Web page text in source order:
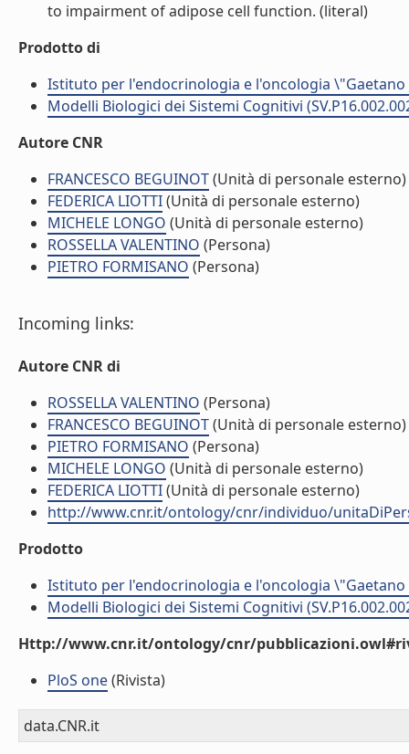
to impairment of adipose cell function. (literal)
Prodotto di
Istituto per l'endocrinologia e l'oncologia \"Gaetano
Modelli Biologici dei Sistemi Cognitivi
Autore CNR
FRANCESCO BEGUINOT(Unità di personale esterno)
FEDERICA LIOTTI(Unità di personale esterno)
MICHELE LONGO (Unità di personale esterno)
ROSSELLA VALENTINO (Persona)
PIETRO FORMISANO (Persona)
Incoming links:
Autore CNR di
ROSSELLA VALENTINO (Persona)
FRANCESCO BEGUINOT(Unità di personale esterno)
PIETRO FORMISANO (Persona)
MICHELE LONGO (Unità di personale esterno)
FEDERICA LIOTTI(Unità di personale esterno)
http://www.cnr.it/ontology/cnr/individuo/
Prodotto
Istituto per l'endocrinologia e l'oncologia \"Gaetano
Modelli Biologici dei Sistemi Cognitivi
Http://www.cnr.it/ontology/cnr/
PloS one(Rivista)
data.CNR.it